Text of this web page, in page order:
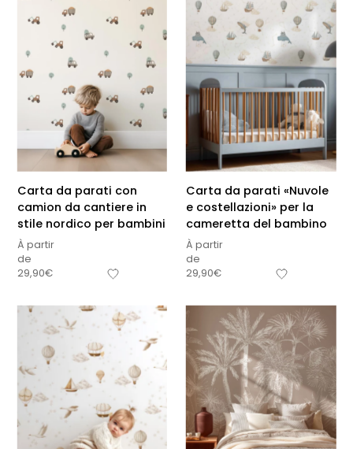
Carta da parati con
camion da cantiere in
stile nordico per bambini
À partir
de
29,90€
Carta da parati «Nuvole
e costellazioni» per la
cameretta del bambino
À partir
de
29,90€